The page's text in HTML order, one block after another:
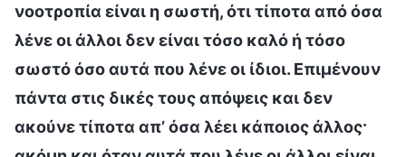
νοοτροπία είναι η σωστή, ότι τίποτα από όσα
λένε οι άλλοι δεν είναι τόσο καλό ή τόσο
σωστό όσο αυτά που λένε οι ίδιοι. Επιμένουν
πάντα στις δικές τους απόψεις και δεν
ακούνε τίποτα απ’ όσα λέει κάποιος άλλος·